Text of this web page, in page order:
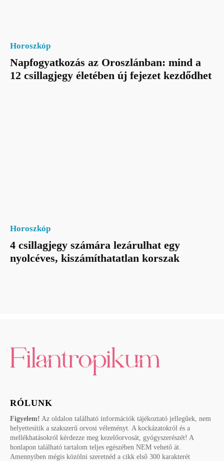
Horoszkóp
Napfogyatkozás az Oroszlánban: mind a
12 csillagjegy életében új fejezet kezdődhet
Horoszkóp
4 csillagjegy számára lezárulhat egy
nyolcéves, kiszámíthatatlan korszak
RÓLUNK
Figyelem! Az oldalon található információk tájékoztató jellegűek, nem
helyettesítik a szakszerű orvosi véleményt. A kockázatokról és a
mellékhatásokról kérdezze meg kezelőorvosát, gyógyszerészét! A
honlapon található tartalom teljes egészében NEM vehető át.
Amennyiben mégis közölni szeretnéd a cikk első 300 karakterét